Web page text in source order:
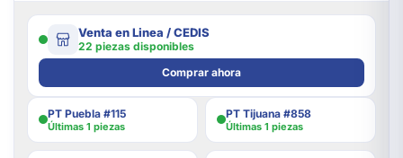
Venta en Linea / CEDIS
22 piezas disponibles
Comprar ahora
PT Puebla #115
Últimas 1 piezas
PT Tijuana #858
Últimas 1 piezas